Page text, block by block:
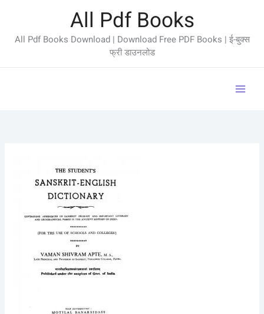
content
All Pdf Books
All Pdf Books Download | Download Free PDF Books | ई-बुक्स
फ्री डाउनलोड